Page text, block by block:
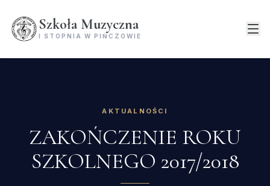
Szkoła Muzyczna
I STOPNIA W PIŃCZOWIE
AKTUALNOŚCI
ZAKOŃCZENIE ROKU
SZKOLNEGO 2017/2018